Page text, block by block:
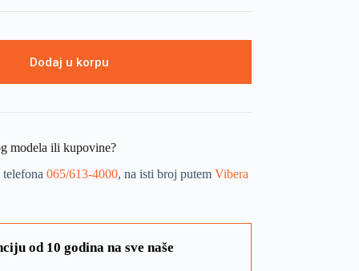
Dodaj u korpu
modela ili kupovine?
065/613-4000, na isti broj putem Vibera
od 10 godina na sve naše